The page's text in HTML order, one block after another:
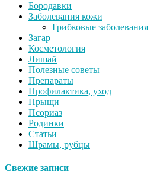
Бородавки
Заболевания кожи
Грибковые заболевания
Загар
Косметология
Лишай
Полезные советы
Препараты
Профилактика, уход
Прыщи
Псориаз
Родинки
Статьи
Шрамы, рубцы
Свежие записи